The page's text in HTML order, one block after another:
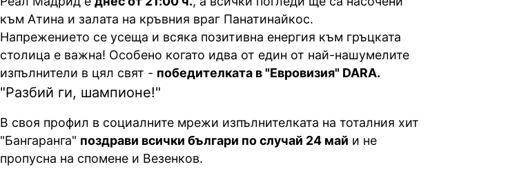
към Атина и залата на кръвния враг Панатинайкос.
Напрежението се усеща и всяка позитивна енергия към гръцката
столица е важна! Особено когато идва от един от най-нашумелите
изпълнители в цял свят - победителката в "Евровизия" DARA.
"Разбий ги, шампионе!"
В своя профил в социалните мрежи изпълнителката на тоталния хит
"Бангаранга" поздрави всички българи по случай 24 май и не
пропусна на спомене и Везенков.